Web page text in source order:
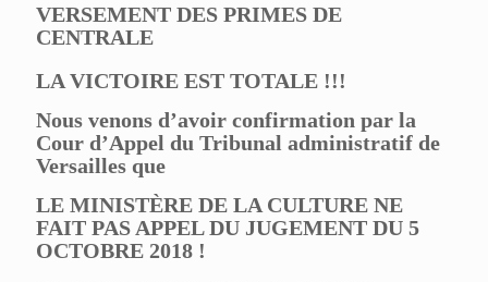
VERSEMENT DES PRIMES DE
CENTRALE
LA VICTOIRE EST TOTALE !!!
Nous venons d’avoir confirmation par la
Cour d’Appel du Tribunal administratif de
Versailles que
LE MINISTÈRE DE LA CULTURE NE
FAIT PAS APPEL DU JUGEMENT DU 5
OCTOBRE 2018 !